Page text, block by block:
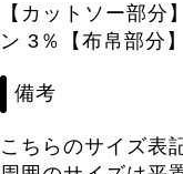
【カットソー部分
ン 3％【布帛部分
備考
こちらのサイズ表